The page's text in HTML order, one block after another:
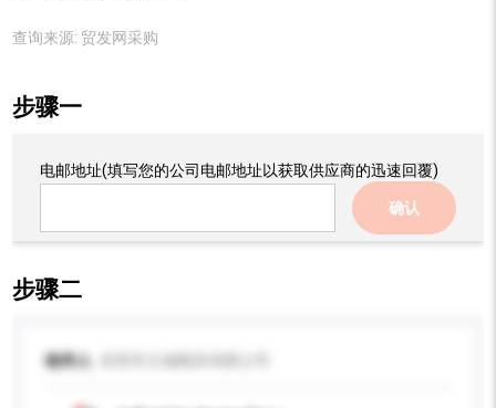
查询来源: 贸发网采购
步骤一
电邮地址(填写您的公司电邮地址以获取供应商的迅速回覆)
确认
步骤二
收件人